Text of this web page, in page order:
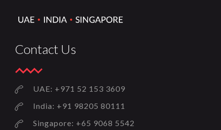
Contact Us
UAE: +971 52 153 3609
India: +91 98205 80111
Singapore: +65 9068 5542